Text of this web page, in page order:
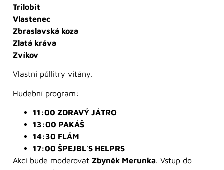
Trilobit
Vlastenec
Zbraslavská koza
Zlatá kráva
Zvíkov
Vlastní půllitry vítány.
Hudební program:
11:00 ZDRAVÝ JÁTRO
13:00 PAKÁŠ
14:30 FLÁM
17:00 ŠPEJBL´S HELPRS
Akci bude moderovat Zbyněk Merunka. Vstup do